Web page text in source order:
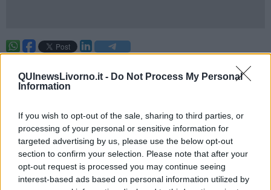
QUInewsLivorno.it - Do Not Process My Personal
Information
If you wish to opt-out of the sale, sharing to third parties, or
processing of your personal or sensitive information for
targeted advertising by us, please use the below opt-out
section to confirm your selection. Please note that after your
opt-out request is processed you may continue seeing
interest-based ads based on personal information utilized by
dell’occupazione ma anche quello di costituire un’interfaccia
qualificata tra datore di lavoro e lavoratori, al fine di mantenere la
nell’ambito dei rapporti e dei contratti di lavoro.
Questa la tematica dell’incontro odierno fra i rappresentanti dei
sindacatiFilt-Cgil, Fit-Cisl e Uiltrasporti e il Prefetto di Livorno in
merito a Tdt.